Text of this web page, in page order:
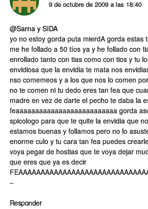
9 de octubre de 2009 a las 18:40
@Sarna y SIDA
yo no estoy gorda puta mierdA gorda estas
me he follado a 50 tí­os ya y he follado con
enrollado tanto con tias como con tios y tu
envidiosa que la envidia te mata nos
nso comemeos y a los que nos lo comen
no te comen ni tu dedo eres tan fea que
madre en vez de darte el pecho te daba la
feaaaaaaaaaaaaaaaaaaaaaaaaaa gorda
spicologo para que te quite la envidia que
estamos buenas y follamos pero no lo
enorme culo y tu cara tan fea puedes
voya pegar de hostias que te voya dejar
que eres que ya es decir
–
Responder